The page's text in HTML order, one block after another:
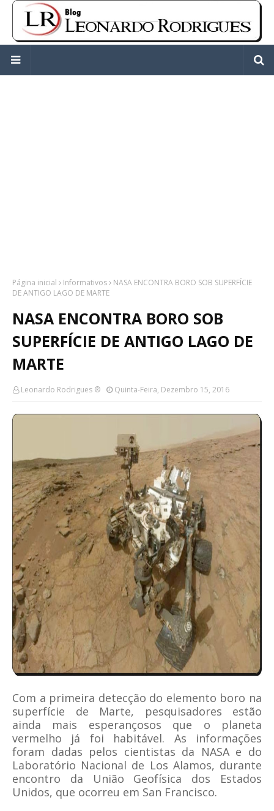
Página inicial Informativos
NASA ENCONTRA BORO SOB SUPERFÍCIE
DE ANTIGO LAGO DE MARTE
NASA ENCONTRA BORO SOB
SUPERFÍCIE DE ANTIGO LAGO DE
MARTE
Leonardo Rodrigues ® Quinta-Feira, Dezembro 15, 2016
Com a primeira detecção do elemento boro na
superfície de Marte, pesquisadores estão
ainda mais esperançosos que o planeta
vermelho já foi habitável. As informações
foram dadas pelos cientistas da NASA e do
Laboratório Nacional de Los Alamos, durante
encontro da União Geofísica dos Estados
Unidos, que ocorreu em San Francisco.